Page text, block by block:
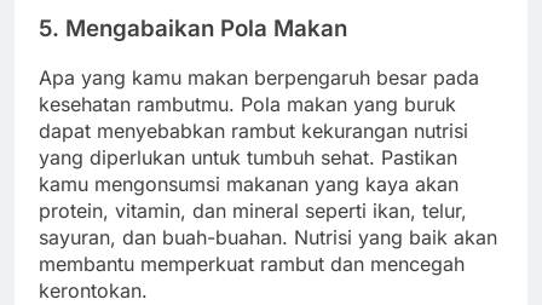
5. Mengabaikan Pola Makan
Apa yang kamu makan berpengaruh besar pada
kesehatan rambutmu. Pola makan yang buruk
dapat menyebabkan rambut kekurangan nutrisi
yang diperlukan untuk tumbuh sehat. Pastikan
kamu mengonsumsi makanan yang kaya akan
protein, vitamin, dan mineral seperti ikan, telur,
sayuran, dan buah-buahan. Nutrisi yang baik akan
membantu memperkuat rambut dan mencegah
kerontokan.